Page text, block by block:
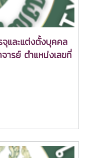
และแต่งตั้งบุคคล
ารย์ ตำแหน่งเลขที่